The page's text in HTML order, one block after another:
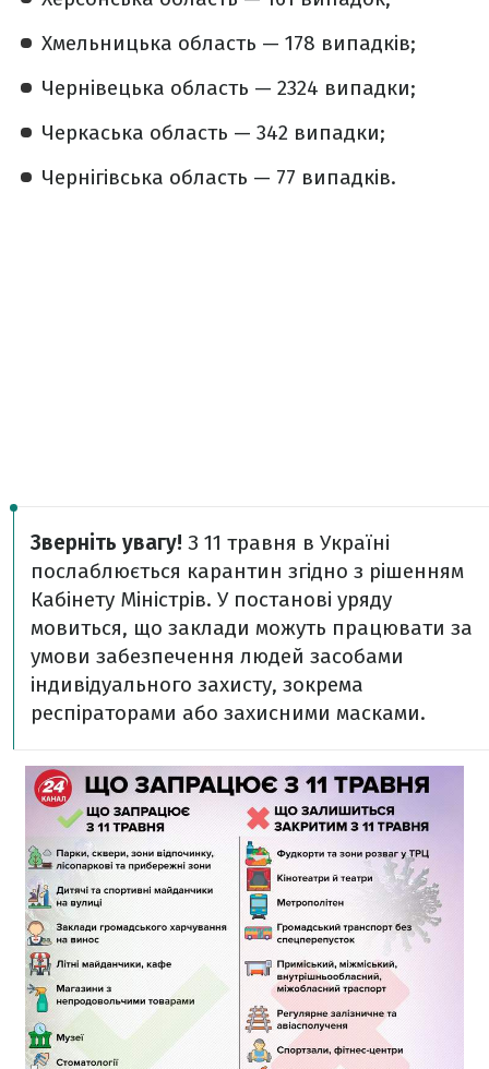
Хмельницька область — 178 випадків;
Чернівецька область — 2324 випадки;
Черкаська область — 342 випадки;
Чернігівська область — 77 випадків.
Зверніть увагу! З 11 травня в Україні
послаблюється карантин згідно з рішенням
Кабінету Міністрів. У постанові уряду
мовиться, що заклади можуть працювати за
умови забезпечення людей засобами
індивідуального захисту, зокрема
респіраторами або захисними масками.